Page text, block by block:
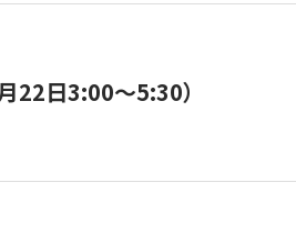
22日3:00〜5:30）